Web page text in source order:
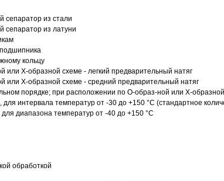
сепаратор из стали
сепаратор из латуни
кольцу
Х-образной схеме - легкий предварительный натяг
или Х-образной схеме - средний предварительный натяг
порядке; при расположении по О-образ-ной или Х-
интервала температур от -30 до +150 °C (стандартное
диапазона температур от -40 до +150 °C
обработкой